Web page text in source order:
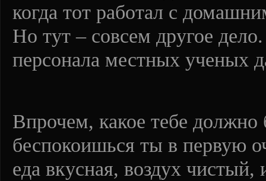
когда тот работал с
Но тут – совсем другое
персонала местных ученых
Впрочем, какое тебе
беспокоишься ты в первую
еда вкусная, воздух чистый,